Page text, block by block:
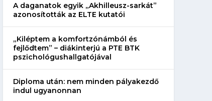
A daganatok egyik „Akhilleusz-sarkát”
azonosították az ELTE kutatói
„Kiléptem a komfortzónámból és
fejlődtem” – diákinterjú a PTE BTK
pszichológushallgatójával
Diploma után: nem minden pályakezdő
indul ugyanonnan